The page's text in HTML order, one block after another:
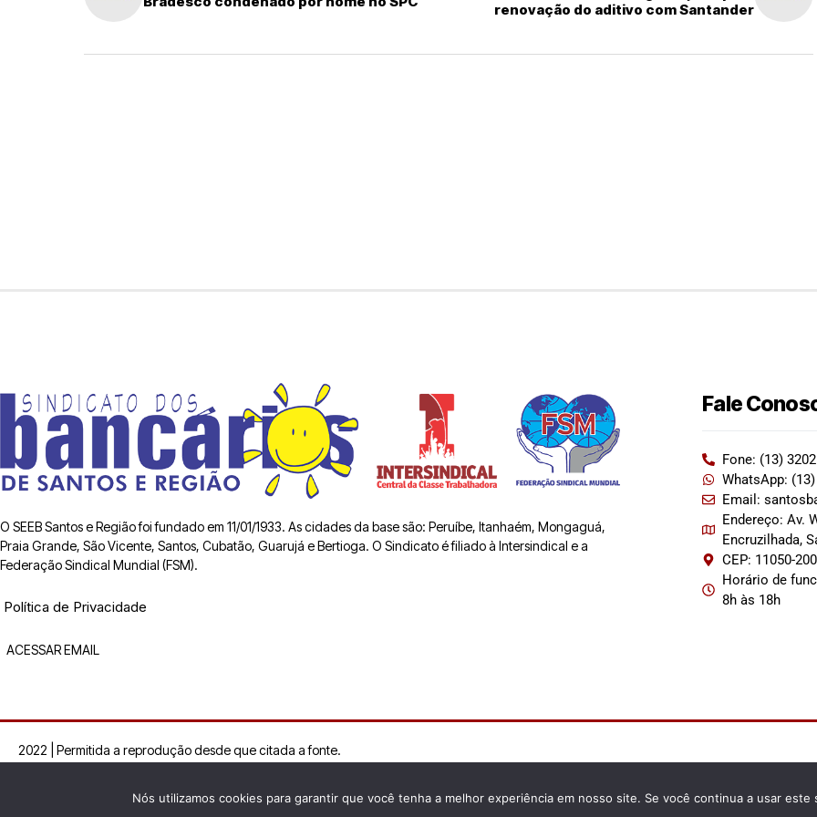
renovação do aditivo com Santander
O SEEB Santos e Região foi fundado em 11/01/1933. As cidades da base são: Peruíbe, Itanhaém, Mongaguá,
Praia Grande, São Vicente, Santos, Cubatão, Guarujá e Bertioga. O Sindicato é filiado à Intersindical e a
Federação Sindical Mundial (FSM).
Política de Privacidade
ACESSAR EMAIL
Fale
Fone: (13)
WhatsApp:
Email:
Endereço: Av.
Encruzilhada,
CEP: 11050-200
Horário de
8h às 18h
2022 | Permitida a reprodução desde que citada a fonte.
Nós utilizamos cookies para garantir que você tenha a melhor experiência em nosso site. Se você continua a usar